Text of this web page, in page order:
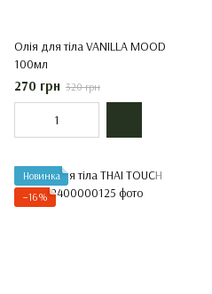
Олія для тіла VANILLA MOOD
100мл
270 грн 320 грн
Новинка
−16%